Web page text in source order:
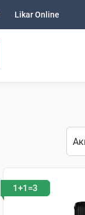
Likar Online
1+1=3